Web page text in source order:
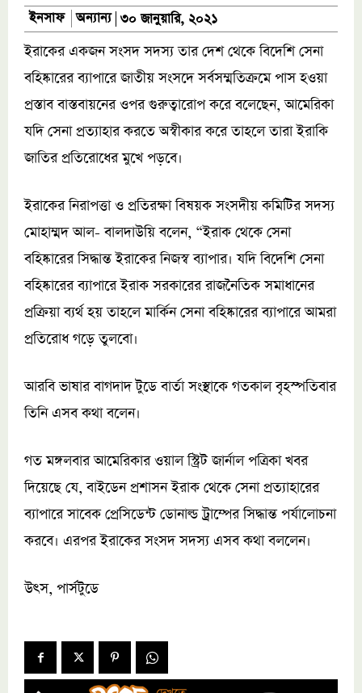
ইনসাফ অন্যান্য ৩০ জানুয়ারি, ২০২১
ইরাকের একজন সংসদ সদস্য তার দেশ থেকে বিদেশি সেনা
বহিষ্কারের ব্যাপারে জাতীয় সংসদে সর্বসম্মতিক্রমে পাস হওয়া
প্রস্তাব বাস্তবায়নের ওপর গুরুত্বারোপ করে বলেছেন, আমেরিকা
যদি সেনা প্রত্যাহার করতে অস্বীকার করে তাহলে তারা ইরাকি
জাতির প্রতিরোধের মুখে পড়বে।
ইরাকের নিরাপত্তা ও প্রতিরক্ষা বিষয়ক সংসদীয় কমিটির সদস্য
মোহাম্মদ আল- বালদাউয়ি বলেন, “ইরাক থেকে সেনা
বহিষ্কারের সিদ্ধান্ত ইরাকের নিজস্ব ব্যাপার। যদি বিদেশি সেনা
বহিষ্কারের ব্যাপারে ইরাক সরকারের রাজনৈতিক সমাধানের
প্রক্রিয়া ব্যর্থ হয় তাহলে মার্কিন সেনা বহিষ্কারের ব্যাপারে আমরা
প্রতিরোধ গড়ে তুলবো।
আরবি ভাষার বাগদাদ টুডে বার্তা সংস্থাকে গতকাল বৃহস্পতিবার
তিনি এসব কথা বলেন।
গত মঙ্গলবার আমেরিকার ওয়াল স্ট্রিট জার্নাল পত্রিকা খবর
দিয়েছে যে, বাইডেন প্রশাসন ইরাক থেকে সেনা প্রত্যাহারের
ব্যাপারে সাবেক প্রেসিডেন্ট ডোনাল্ড ট্রাম্পের সিদ্ধান্ত পর্যালোচনা
করবে। এরপর ইরাকের সংসদ সদস্য এসব কথা বললেন।
উৎস, পার্সটুডে